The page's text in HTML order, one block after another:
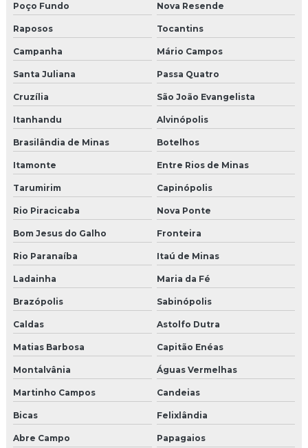
Poço Fundo Nova Resende
Raposos Tocantins
Campanha Mário Campos
Santa Juliana Passa Quatro
Cruzília São João Evangelista
Itanhandu Alvinópolis
Brasilândia de Minas Botelhos
Itamonte Entre Rios de Minas
Tarumirim Capinópolis
Rio Piracicaba Nova Ponte
Bom Jesus do Galho Fronteira
Rio Paranaíba Itaú de Minas
Ladainha Maria da Fé
Brazópolis Sabinópolis
Caldas Astolfo Dutra
Matias Barbosa Capitão Enéas
Montalvânia Águas Vermelhas
Martinho Campos Candeias
Bicas Felixlândia
Abre Campo Papagaios